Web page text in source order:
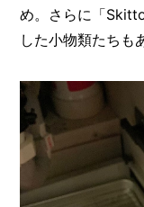
め。さらに「
した小物類たちも